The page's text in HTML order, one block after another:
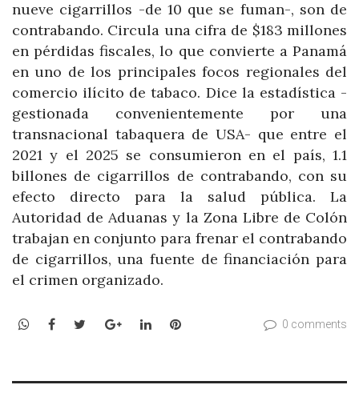
nueve cigarrillos -de 10 que se fuman-, son de
contrabando. Circula una cifra de $183 millones
en pérdidas fiscales, lo que convierte a Panamá
en uno de los principales focos regionales del
comercio ilícito de tabaco. Dice la estadística -
gestionada convenientemente por una
transnacional tabaquera de USA- que entre el
2021 y el 2025 se consumieron en el país, 1.1
billones de cigarrillos de contrabando, con su
efecto directo para la salud pública. La
Autoridad de Aduanas y la Zona Libre de Colón
trabajan en conjunto para frenar el contrabando
de cigarrillos, una fuente de financiación para
el crimen organizado.
WhatsApp
Facebook
TwitterGoogle+LinkedInPinterest 0 comments